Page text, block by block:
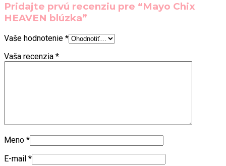
Pridajte prvú recenziu pre “Mayo Chix
HEAVEN blúzka”
Vaše hodnotenie *
Vaša recenzia *
Meno *
E-mail *